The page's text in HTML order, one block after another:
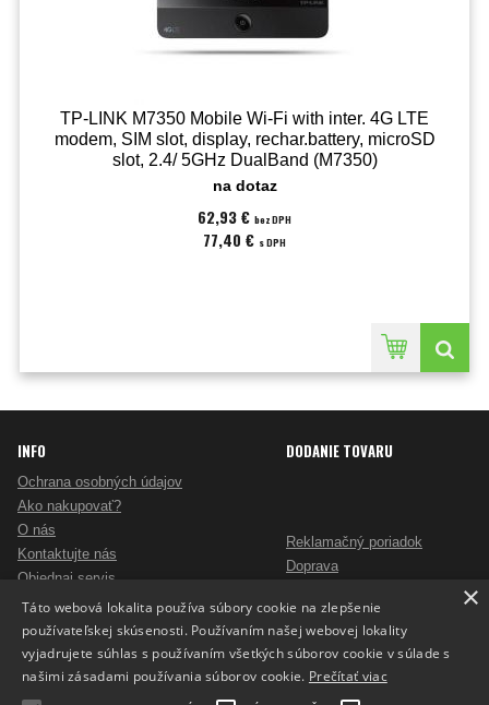
TP-LINK M7350 Mobile Wi-Fi with inter. 4G LTE
modem, SIM slot, display, rechar.battery, microSD
slot, 2.4/ 5GHz DualBand (M7350)
na dotaz
62,93 € bez DPH
77,40 € s DPH
INFO DODANIE TOVARU
Ochrana osobných údajov
Ako nakupovať?
O nás
Kontaktujte nás
Objednaj servis
Pošlite mi ponuku
Ako vybrať skartovač?
Nezáväzný dopyt na reklamné predmety
Potlač reklamných predmetov
Cookies
Reklamačný poriadok
Doprava
Alternatívne riešenie sporov
Odstúpenie od zmluvy
×
Táto webová lokalita používa súbory cookie na zlepšenie
používateľskej skúsenosti. Používaním našej webovej lokality
vyjadrujete súhlas s používaním všetkých súborov cookie v súlade s
našimi zásadami používania súborov cookie. Prečítať viac